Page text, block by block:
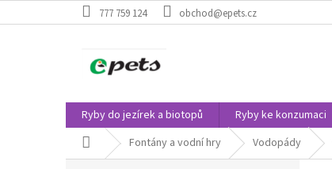
na
777 759 124 obchod@epets.cz
Ryby do jezírek a biotopů Ryby ke konzumaci
Domů Fontány a vodní hry Vodopády